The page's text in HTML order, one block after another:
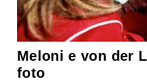
Meloni e von der
foto